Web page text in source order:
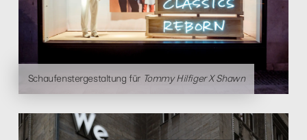
Schaufenstergestaltung für Tommy Hilfiger X Shawn